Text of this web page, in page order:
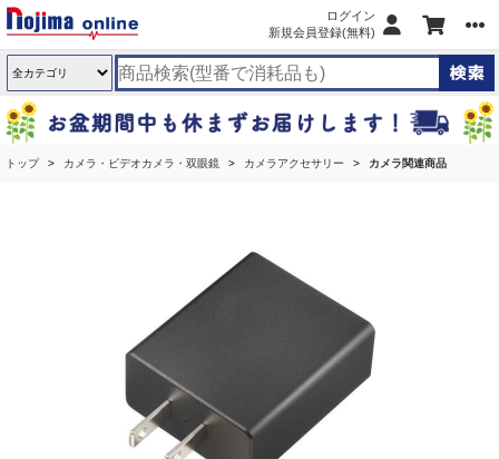
ログイン
新規会員登録(無料)
トップ カメラ・ビデオカメラ・双眼鏡 カメラアクセサリー カメラ関連商品